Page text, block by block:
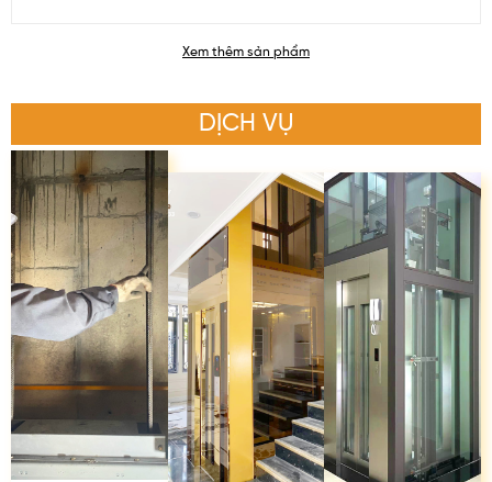
Xem thêm sản phẩm
DỊCH VỤ